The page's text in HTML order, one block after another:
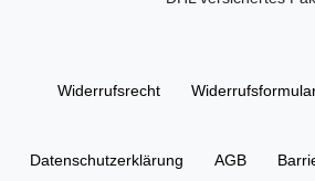
Widerrufs­recht
Daten­schutz­erklärung AGB